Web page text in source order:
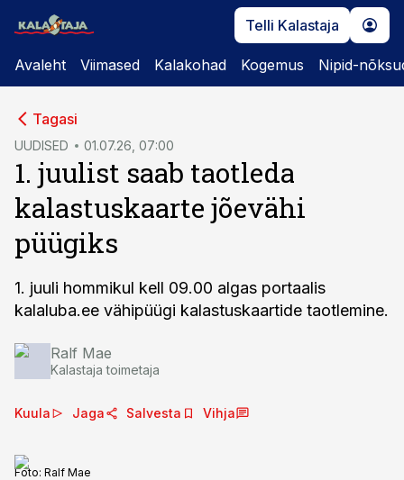
Telli Kalastaja
Avaleht Viimased Kalakohad Kogemus Nipid-
Tagasi
UUDISED 01.07.26, 07:00
1. juulist saab taotleda
kalastuskaarte jõevähi
püügiks
1. juuli hommikul kell 09.00 algas portaalis
kalaluba.ee vähipüügi kalastuskaartide taotlemine.
Ralf Mae
Kalastaja toimetaja
Kuula Jaga Salvesta Vihja
Foto: Ralf Mae